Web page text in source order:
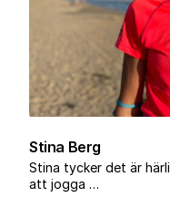
Stina Berg
Stina tycker det är
att jogga …